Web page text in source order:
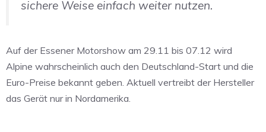
sichere Weise einfach weiter nutzen.
Auf der Essener Motorshow am 29.11 bis 07.12 wird
Alpine wahrscheinlich auch den Deutschland-Start und die
Euro-Preise bekannt geben. Aktuell vertreibt der Hersteller
das Gerät nur in Nordamerika.